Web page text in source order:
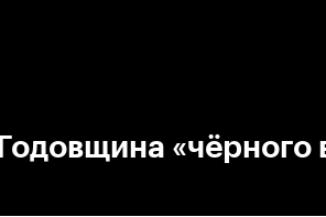
Годовщина «чёрного